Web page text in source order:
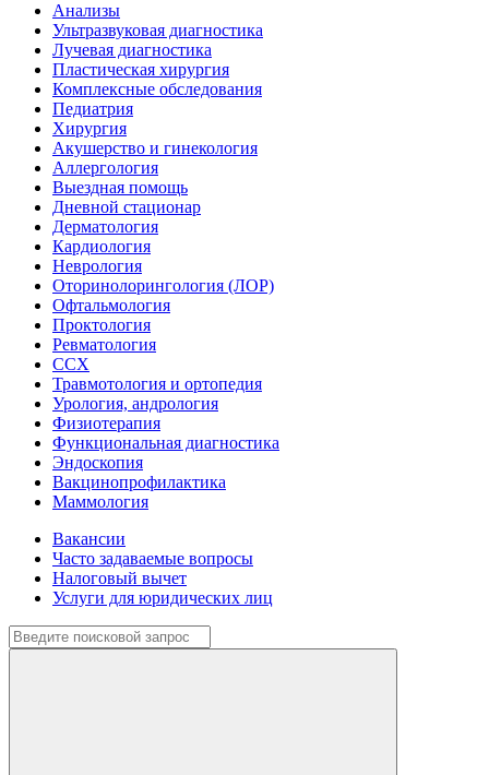
Анализы
Ультразвуковая диагностика
Лучевая диагностика
Пластическая хирургия
Комплексные обследования
Педиатрия
Хирургия
Акушерство и гинекология
Аллергология
Выездная помощь
Дневной стационар
Дерматология
Кардиология
Неврология
Оторинолорингология (ЛОР)
Офтальмология
Проктология
Ревматология
ССХ
Травмотология и ортопедия
Урология, андрология
Физиотерапия
Функциональная диагностика
Эндоскопия
Вакцинопрофилактика
Маммология
Вакансии
Часто задаваемые вопросы
Налоговый вычет
Услуги для юридических лиц